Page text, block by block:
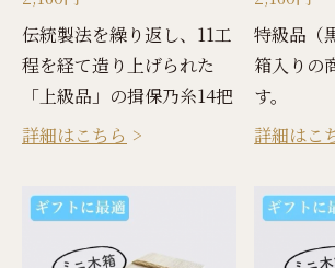
伝統製法を繰り返し、11工
程を経て造り上げられた
「上級品」の揖保乃糸14把
詳細はこちら
特級品（
箱入りの
す。
詳細はこ